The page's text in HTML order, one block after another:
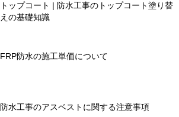
トップコート | 防水工事のトップコート塗り替
えの基礎知識
FRP防水の施工単価について
防水工事のアスベストに関する注意事項